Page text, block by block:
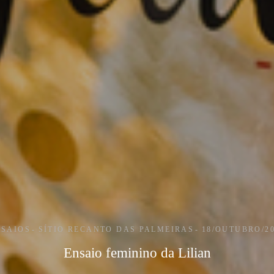
SÍTIO RECANTO DAS PALMEIRAS 18/OUTUBRO/
Ensaio feminino da Lilian